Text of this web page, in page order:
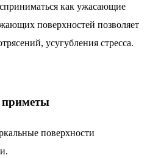
как ужасающие
поверхностей позволяет
усугубления стресса.
приметы
поверхности